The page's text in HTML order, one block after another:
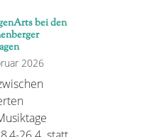
bei den
2026